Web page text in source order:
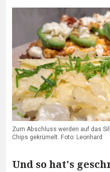
Zum Abschluss werden auf das
Chips gekrümelt. Foto: Leonhard
Und so hat's